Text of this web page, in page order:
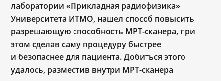
лаборатории «Прикладная радиофизика»
Университета ИТМО, нашел способ повысить
разрешающую способность МРТ-сканера, при
этом сделав саму процедуру быстрее
и безопаснее для пациента. Добиться этого
удалось, разместив внутри МРТ-сканера